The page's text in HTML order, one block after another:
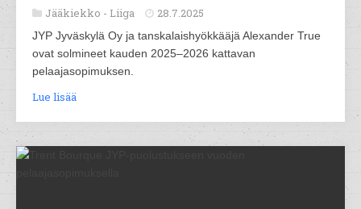
Jääkiekko - Liiga 28.7.2025
JYP Jyväskylä Oy ja tanskalaishyökkääjä Alexander True
ovat solmineet kauden 2025–2026 kattavan
pelaajasopimuksen.
Lue lisää